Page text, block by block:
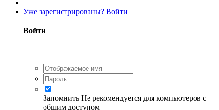
Уже зарегистрированы? Войти
Войти
Запомнить Не рекомендуется для компьютеров с
общим доступом